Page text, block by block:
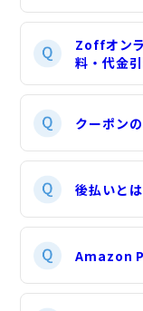
Zoffオン
料・代金
クーポン
後払いと
Amazon